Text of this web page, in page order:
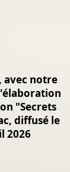
avec notre
"Secrets
diffusé le
2026